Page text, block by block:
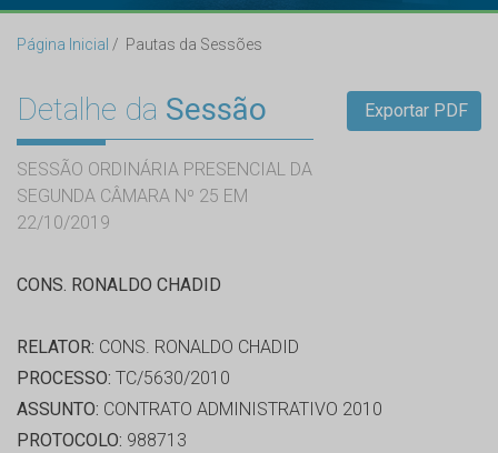
Página Inicial Pautas da Sessões
Detalhe da Sessão
SESSÃO ORDINÁRIA PRESENCIAL DA
SEGUNDA CÂMARA Nº 25 EM
22/10/2019
Exportar PDF
CONS. RONALDO CHADID
RELATOR: CONS. RONALDO CHADID
PROCESSO: TC/5630/2010
ASSUNTO: CONTRATO ADMINISTRATIVO 2010
PROTOCOLO: 988713